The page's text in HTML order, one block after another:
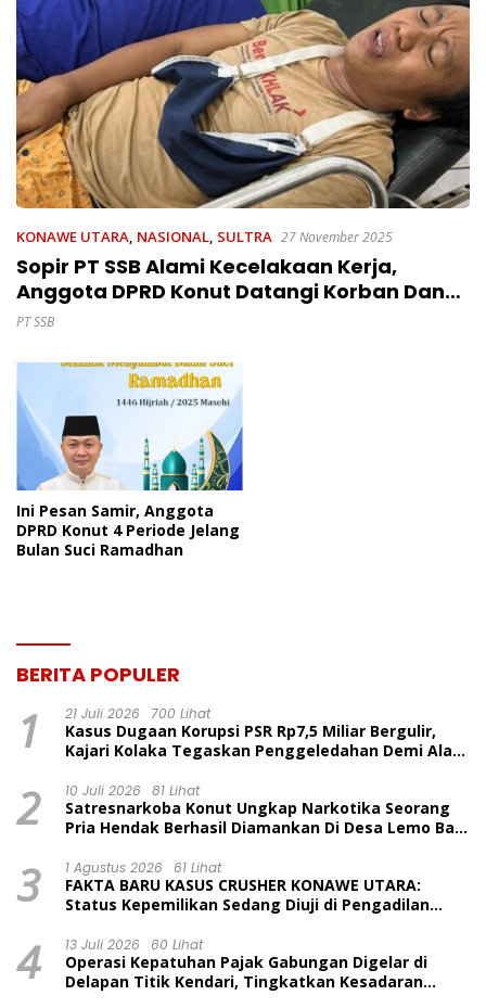
KONAWE UTARA, NASIONAL, SULTRA 27 November 2025
Sopir PT SSB Alami Kecelakaan Kerja,
Anggota DPRD Konut Datangi Korban Dan
Desak Peningkatan Kualitas Kendaraan
PT SSB
Ini Pesan Samir, Anggota
DPRD Konut 4 Periode Jelang
Bulan Suci Ramadhan
BERITA POPULER
1 21 Juli 2026 700 Lihat
Kasus Dugaan Korupsi PSR Rp7,5 Miliar Bergulir,
Kajari Kolaka Tegaskan Penggeledahan Demi Alat
2 10 Juli 2026 81 Lihat
Satresnarkoba Konut Ungkap Narkotika Seorang
Pria Hendak Berhasil Diamankan Di Desa Lemo Bajo
3 1 Agustus 2026 61 Lihat
FAKTA BARU KASUS CRUSHER KONAWE UTARA:
Status Kepemilikan Sedang Diuji di Pengadilan
Dinilai Prematur
4 13 Juli 2026 60 Lihat
Operasi Kepatuhan Pajak Gabungan Digelar di
Delapan Titik Kendari, Tingkatkan Kesadaran